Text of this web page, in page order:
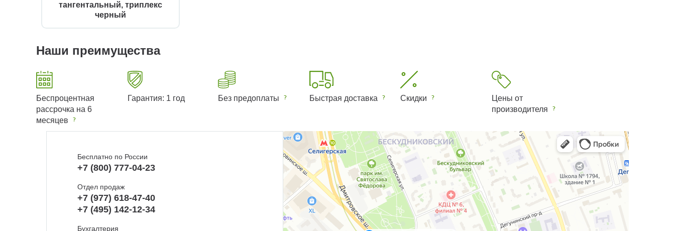
тангентальный, триплекс
черный
Наши преимущества
Беспроцентная
рассрочка на 6
месяцев
Гарантия: 1 год Без предоплаты Быстрая доставка Скидки
Цены от
производителя
Бесплатно по России
+7 (800) 777-04-23
Отдел продаж
+7 (977) 618-47-40
+7 (495) 142-12-34
Бухгалтерия